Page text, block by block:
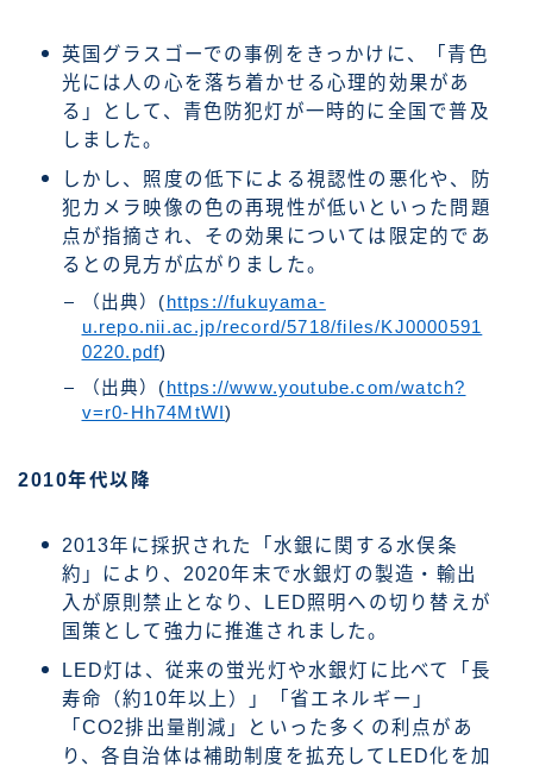
英国グラスゴーでの事例をきっかけに、「青色
光には人の心を落ち着かせる心理的効果があ
る」として、青色防犯灯が一時的に全国で普及
しました。
しかし、照度の低下による視認性の悪化や、防
犯カメラ映像の色の再現性が低いといった問題
点が指摘され、その効果については限定的であ
るとの見方が広がりました。
（出典）( https://fukuyama-
u.repo.nii.ac.jp/record/5718/files/KJ0000591
0220.pdf)
（出典）( https://www.youtube.com/watch?
v=r0-Hh74MtWI)
2010年代以降
2013年に採択された「水銀に関する水俣条
約」により、2020年末で水銀灯の製造・輸出
入が原則禁止となり、LED照明への切り替えが
国策として強力に推進されました。
LED灯は、従来の蛍光灯や水銀灯に比べて「長
寿命（約10年以上）」「省エネルギー」
「CO2排出量削減」といった多くの利点があ
り、各自治体は補助制度を拡充してLED化を加